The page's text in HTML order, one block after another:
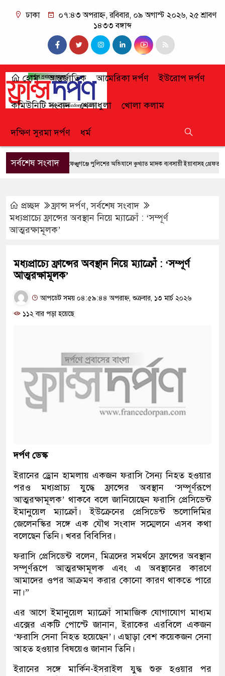
ঢাকা
০৭:৪৩ অপরাহ্ন, রবিবার, ০৯ অগাস্ট ২০২৬, ২৫ শ্রাবণ
১৪৩৩ বঙ্গাব্দ
হোম আন্তর্জাতিক আমেরিকা দর্পণ ইউরোপ দর্পণ
কমিউনিটি সংবাদ খেলাধুলা খোলা কলাম
দক্ষিণ সুরমা দর্পণ ধর্ম
সর্বশেষ সংবাদফেঞ্চুগঞ্জে পুলিশের অভিযানে কুখ্যাত মাদক ব্যবসায়ী ইয়াবাসহ গ্রেফতার
প্রচ্ছদ ফ্রান্স দর্পণ,সর্বশেষ সংবাদ
মধ্যপ্রাচ্যে ফ্রান্সের অবস্থান নিয়ে ম্যাক্রোঁ : ‘সম্পূর্ণ
আত্মরক্ষামূলক’
মধ্যপ্রাচ্যে ফ্রান্সের অবস্থান নিয়ে ম্যাক্রোঁ : ‘সম্পূর্ণ
আত্মরক্ষামূলক’
আপডেট সময় ০৪:৫৯:৪৪ অপরাহ্ন, শুক্রবার, ১৩ মার্চ ২০২৬
১১২ বার পড়া হয়েছে
দর্পণ ডেস্ক
ইরানের ড্রোন হামলায় একজন ফরাসি সৈন্য নিহত হওয়ার
পরও মধ্যপ্রাচ্য যুদ্ধে ফ্রান্সের অবস্থান ‘সম্পূর্ণরূপে
আত্মরক্ষামূলক’ থাকবে বলে জানিয়েছেন ফরাসি প্রেসিডেন্ট
ইমানুয়েল ম্যাক্রোঁ। ইউক্রেনের প্রেসিডেন্ট ভলোদিমির
জেলেনস্কির সঙ্গে এক যৌথ সংবাদ সম্মেলনে এসব কথা
বলেছেন তিনি। খবর বিবিসির।
ফরাসি প্রেসিডেন্ট বলেন, মিত্রদের সমর্থনে ফ্রান্সের অবস্থান
সম্পূর্ণরূপে আত্মরক্ষামূলক এবং এ অবস্থানের কারণে
আমাদের ওপর আক্রমণ করার কোনো কারণ থাকতে পারে
না।”
এর আগে ইমানুয়েল ম্যাক্রোঁ সামাজিক যোগাযোগ মাধ্যম
এক্সের একটি পোস্টে জানান, ইরাকের এরবিলে একজন
‘ফরাসি সেনা নিহত হয়েছেন’। এছাড়া বেশ কয়েকজন সেনা
আহত হওয়ার বিষয়েও জানান তিনি।
ইরানের সঙ্গে মার্কিন-ইসরাইল যুদ্ধ শুরু হওয়ার পর